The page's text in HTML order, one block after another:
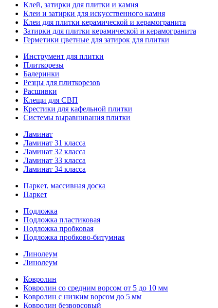
Клей, затирки для плитки и камня
Клеи и затирки для искусственного камня
Клеи для плитки керамической и керамогранита
Затирки для плитки керамической и керамогранита
Герметики цветные для затирок для плитки
Инструмент для плитки
Плиткорезы
Балеринки
Резцы для плиткорезов
Расшивки
Клещи для СВП
Крестики для кафельной плитки
Системы выравнивания плитки
Ламинат
Ламинат 31 класса
Ламинат 32 класса
Ламинат 33 класса
Ламинат 34 класса
Паркет, массивная доска
Паркет
Подложка
Подложка пластиковая
Подложка пробковая
Подложка пробково-битумная
Линолеум
Линолеум
Ковролин
Ковролин со средним ворсом от 5 до 10 мм
Ковролин с низким ворсом до 5 мм
Ковролин безворсовый